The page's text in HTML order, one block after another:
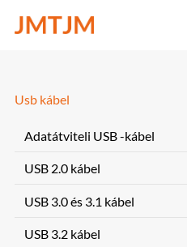
Usb kábel
Adatátviteli USB -kábel
USB 2.0 kábel
USB 3.0 és 3.1 kábel
USB 3.2 kábel